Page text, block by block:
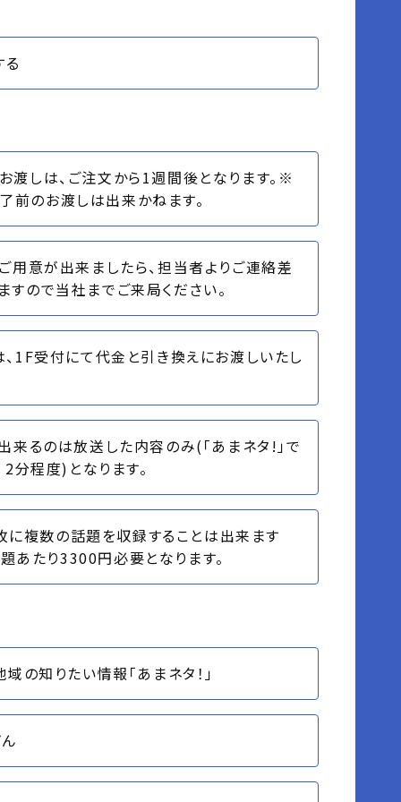
渡しは、ご注文から1週間後となります。※
前のお渡しは出来かねます。
用意が出来ましたら、担当者よりご連絡差
すので当社までご来局ください。
1F受付にて代金と引き換えにお渡しいたし
来るのは放送した内容のみ(「あまネタ!」で
分程度)となります。
に複数の話題を収録することは出来ます
あたり3300円必要となります。
の知りたい情報「あまネタ！」